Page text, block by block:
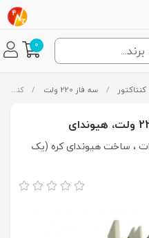
0
کنتاکتور / سه فاز 220 ولت / کنتاکتور 9 آمپر، 4 کیلو وات، 220 ولت، هیوندای
ولت 9 آمپری 4 کیلووات ، ساخت هیوندای کره (یک